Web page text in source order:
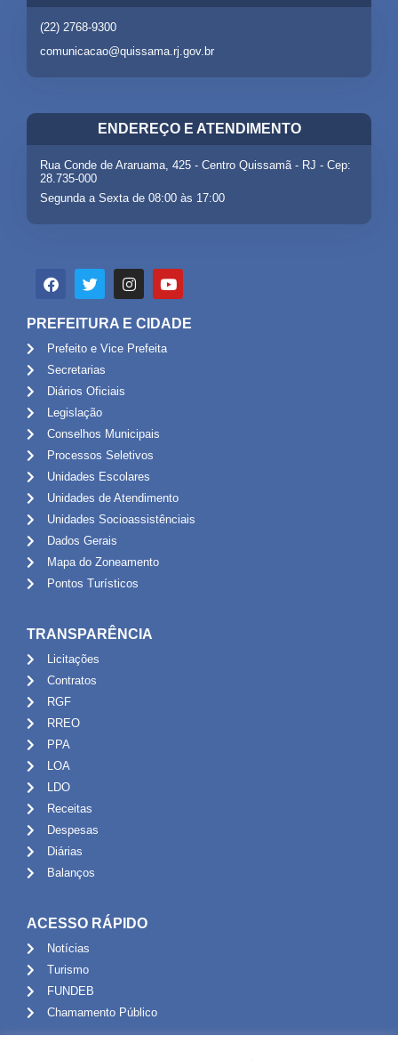
(22) 2768-9300
comunicacao@quissama.rj.gov.br
ENDEREÇO E ATENDIMENTO
Rua Conde de Araruama, 425 - Centro Quissamã - RJ - Cep:
28.735-000
Segunda a Sexta de 08:00 às 17:00
PREFEITURA E CIDADE
Prefeito e Vice Prefeita
Secretarias
Diários Oficiais
Legislação
Conselhos Municipais
Processos Seletivos
Unidades Escolares
Unidades de Atendimento
Unidades Socioassistênciais
Dados Gerais
Mapa do Zoneamento
Pontos Turísticos
TRANSPARÊNCIA
Licitações
Contratos
RGF
RREO
PPA
LOA
LDO
Receitas
Despesas
Diárias
Balanços
ACESSO RÁPIDO
Notícias
Turismo
FUNDEB
Chamamento Público